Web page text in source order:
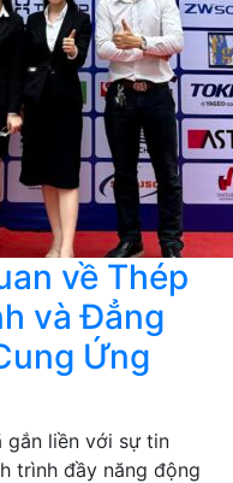
về Thép
và Đẳng
Ứng
gắn liền với sự tin
trình đầy năng động